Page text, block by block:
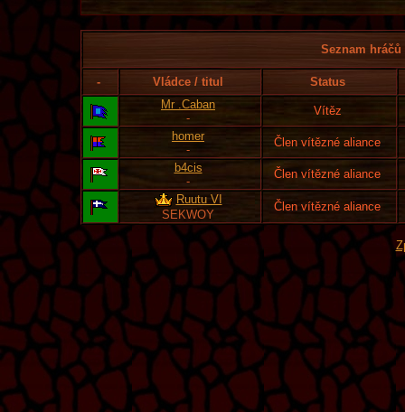
Seznam
- Vládce / titul
Status
Mr .Caban
-
Vítěz
homer
-
Člen vítězné aliance
b4cis
-
Člen vítězné aliance
Ruutu VI
SEKWOY
Člen vítězné aliance